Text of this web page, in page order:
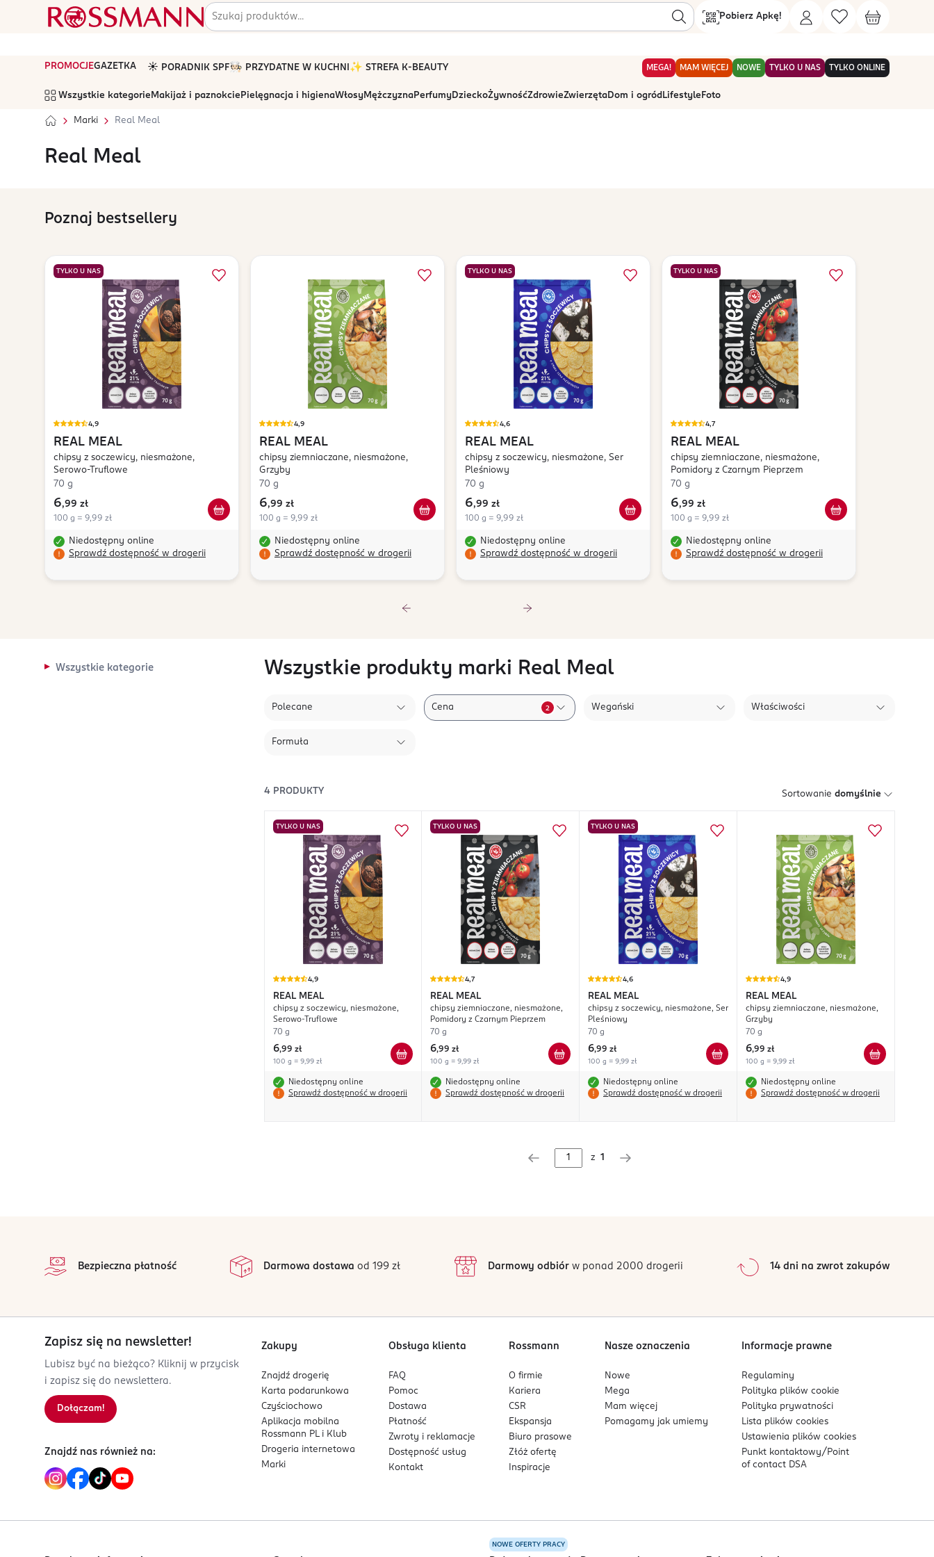
Pobierz Apkę!
PROMOCJEGAZETKA ☀️ PORADNIK SPF🧑🏻‍🍳 PRZYDATNE W KUCHNI ✨ STREFA K-BEAUTY MEGA! MAM WIĘCEJ NOWE TYLKO U NAS TYLKO ONLINE
Wszystkie kategorie Makijaż i paznokcie Pielęgnacja i higienaWłosyMężczyznaPerfumyDzieckoŻywnośćZdrowieZwierzętaDom i ogród Lifestyle Foto
Marki Real Meal
Real Meal
Poznaj bestsellery
TYLKO U NAS
4,9
REAL MEAL
chipsy z soczewicy, niesmażone,
Serowo-Truflowe
70 g
6,99 zł
100 g = 9,99 zł
Niedostępny online
Sprawdź dostępność w drogerii
4,9
REAL MEAL
chipsy ziemniaczane, niesmażone,
Grzyby
70 g
6,99 zł
100 g = 9,99 zł
Niedostępny online
Sprawdź dostępność w drogerii
TYLKO U NAS
4,6
REAL MEAL
chipsy z soczewicy, niesmażone, Ser
Pleśniowy
70 g
6,99 zł
100 g = 9,99 zł
Niedostępny online
Sprawdź dostępność w drogerii
TYLKO U NAS
4,7
REAL MEAL
chipsy ziemniaczane, niesmażone,
Pomidory z Czarnym Pieprzem
70 g
6,99 zł
100 g = 9,99 zł
Niedostępny online
Sprawdź dostępność w drogerii
Wszystkie kategorie Wszystkie produkty marki Real Meal
Polecane Cena 2 Wegański Właściwości
Formuła
4 PRODUKTY Sortowanie domyślnie
TYLKO U NAS
4,9
REAL MEAL
chipsy z soczewicy, niesmażone,
Serowo-Truflowe
70 g
6,99 zł
100 g = 9,99 zł
Niedostępny online
Sprawdź dostępność w drogerii
TYLKO U NAS
4,7
REAL MEAL
chipsy ziemniaczane, niesmażone,
Pomidory z Czarnym Pieprzem
70 g
6,99 zł
100 g = 9,99 zł
Niedostępny online
Sprawdź dostępność w drogerii
TYLKO U NAS
4,6
REAL MEAL
chipsy z soczewicy, niesmażone, Ser
Pleśniowy
70 g
6,99 zł
100 g = 9,99 zł
Niedostępny online
Sprawdź dostępność w drogerii
4,9
REAL MEAL
chipsy ziemniaczane, niesmażone,
Grzyby
70 g
6,99 zł
100 g = 9,99 zł
Niedostępny online
Sprawdź dostępność w drogerii
z 1
Bezpieczna płatność Darmowa dostawa od 199 zł Darmowy odbiórw ponad 2000 drogerii 14 dni na zwrot zakupów
Zapisz się na newsletter!
Lubisz być na bieżąco? Kliknij w przycisk
i zapisz się do newslettera.
Dołączam!
Znajdź nas również na:
Zakupy
Znajdź drogerię
Karta podarunkowa
Czyściochowo
Aplikacja mobilna
Rossmann PL i Klub
Drogeria internetowa
Marki
Obsługa klienta
FAQ
Pomoc
Dostawa
Płatność
Zwroty i reklamacje
Dostępność usług
Kontakt
Rossmann
O firmie
Kariera
CSR
Ekspansja
Biuro prasowe
Złóż ofertę
Inspiracje
Nasze oznaczenia
Nowe
Mega
Mam więcej
Pomagamy jak umiemy
Informacje prawne
Regulaminy
Polityka plikówcookie
Polityka prywatności
Lista plikówcookies
Ustawienia plikówcookies
Punkt kontaktowy/ Point
of contact DSA
NOWE OFERTY PRACY